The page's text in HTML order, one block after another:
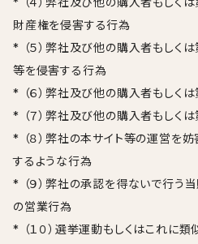
財産権を侵害する行為
* （５）弊社及び他の購入者もしく
等を侵害する行為
* （６）弊社及び他の購入者もしく
* （７）弊社及び他の購入者もしく
* （８）弊社の本サイト等の運営を
するような行為
* （９）弊社の承認を得ないで行う
の営業行為
* （１０）選挙運動もしくはこれに